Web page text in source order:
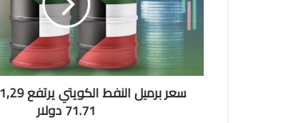
يرتفع
دولار
71.71
دولار
71.71 دولار